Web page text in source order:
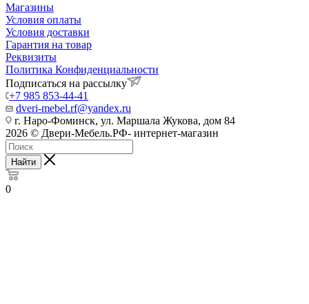
Магазины
Условия оплаты
Условия доставки
Гарантия на товар
Реквизиты
Политика Конфиденциальности
Подписаться на рассылку
+7 985 853-44-41
dveri-mebel.rf@yandex.ru
г. Наро-Фоминск, ул. Маршала Жукова, дом 84
2026 © Двери-Мебель.РФ- интернет-магазин
Найти
0